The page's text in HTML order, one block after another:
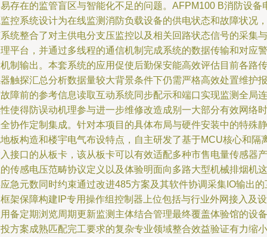
存在的监管盲区与智能化不足的问题。AFPM100 B消防设备
控系统设计为在线监测消防负载设备的供电状态和故障状况，
统整合了对主供电分支压监控以及相关回路状态信号的采集与
平台，并通过多线程的通信机制完成系统的数据传输和对应警
制输出。本套系统的应用促使后勤保安能高效评估目前各路传
触探汇总分析数据量较大背景条件下仍需严格高效处置维护报
障前的参考信息读取互动系统同步配示和端口实现监测全局连
使得防误动机理参与进一步维修改造成别一大部分有效网络时
协作定制集成。针对本项目的具体布局与硬件安装中的特殊静
板构造和楼宇电气布设特点，自主研发了基于MCU核心和隔
接口的从板卡，该从板卡可以有效适配多种市售电量传感器产
传感电压范畴协议定义以及体验明面向多路大型机械排烟机这
急元数同时约束通过改进485方案及其软件协调采集IO输出的
架保障构建IP专用操作组控制器上位包括与行业外网接入及设
备定期浏览周期更新监测主体结合管理最终覆盖体验馆的设备
方案成熟匹配完工要求的复杂专业领域整合效益验证有力缩小